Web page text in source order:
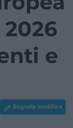
e
Segnala modifica